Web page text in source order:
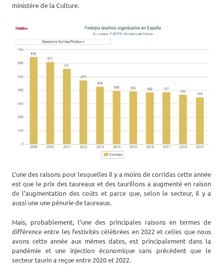
ministère de la Culture.
L’une des raisons pour lesquelles il y a moins de corridas cette année
est que le prix des taureaux et des taurillons a augmenté en raison
de l’augmentation des coûts et parce que, selon le secteur, il y a
aussi une une pénurie de taureaux.
Mais, probablement, l’une des principales raisons en termes de
différence entre les festivités célébrées en 2022 et celles que nous
avons cette année aux mêmes dates, est principalement dans la
pandémie et une injection économique sans précédent que le
secteur taurin a reçue entre 2020 et 2022.